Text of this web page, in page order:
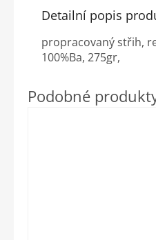
Detailní popis
propracovaný střih,
100%Ba, 275gr,